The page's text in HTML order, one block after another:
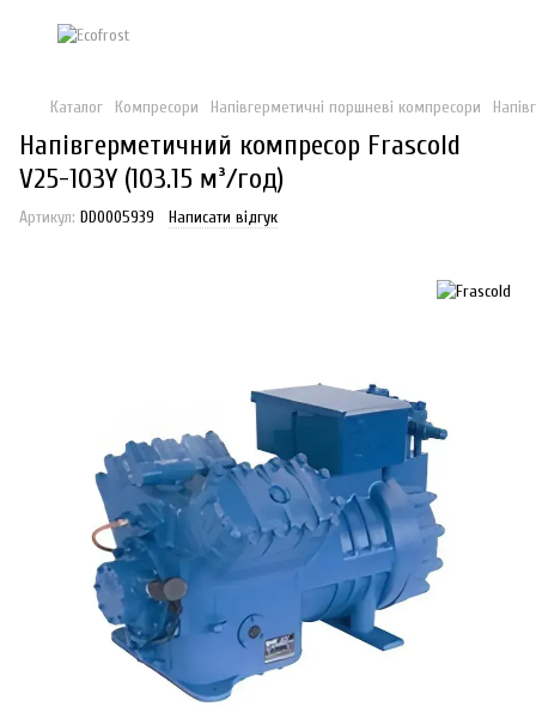
Каталог Компресори Напівгерметичні поршневі компресори
Напівгерметичний компресор Frascold
V25-103Y (103.15 м³/год)
Артикул: DD0005939 Написати відгук